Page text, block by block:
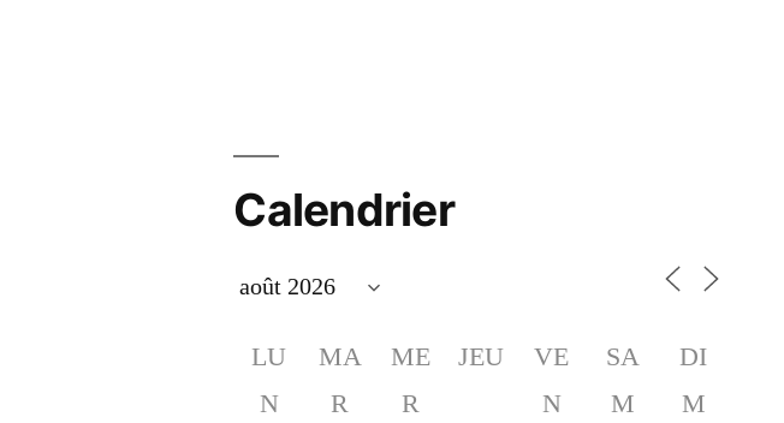
Calendrier
LU
N
MA
R
ME
R
JEU
VE
N
SA
M
DI
M